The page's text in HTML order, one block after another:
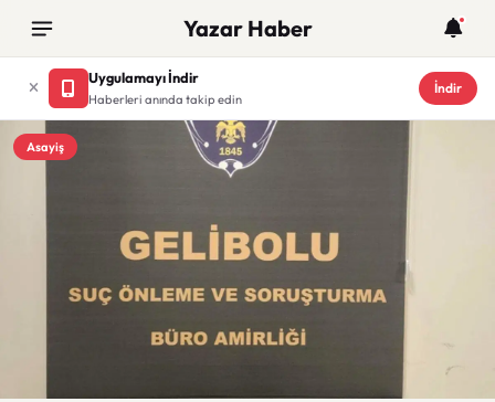
Yazar Haber
Uygulamayı İndir
Haberleri anında takip edin
İndir
Asayiş